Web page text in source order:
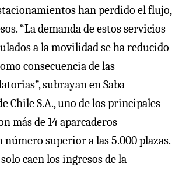
han perdido el flujo,
“La demanda de estos servicios
a la movilidad se ha reducido
consecuencia de las
subrayan en Saba
Chile S.A., uno de los principales
más de 14 aparcaderos
número superior a las 5.000 plazas.
caen los ingresos de la